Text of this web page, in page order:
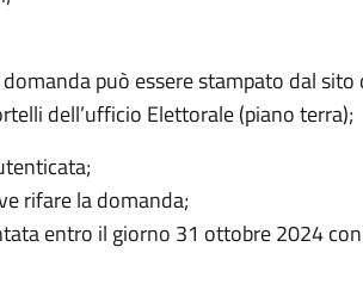
può essere stampato dal sito
dell’ufficio Elettorale (piano terra);
rifare la domanda;
entro il giorno 31 ottobre 2024